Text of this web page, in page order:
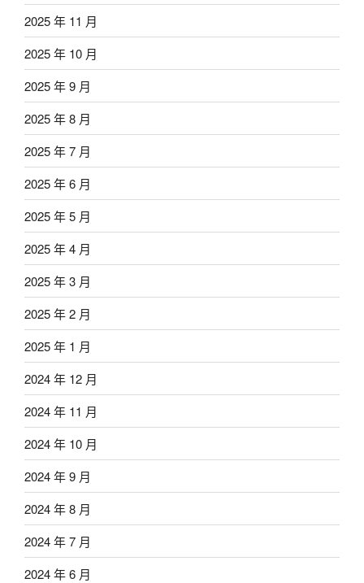
2025 年 11 月
2025 年 10 月
2025 年 9 月
2025 年 8 月
2025 年 7 月
2025 年 6 月
2025 年 5 月
2025 年 4 月
2025 年 3 月
2025 年 2 月
2025 年 1 月
2024 年 12 月
2024 年 11 月
2024 年 10 月
2024 年 9 月
2024 年 8 月
2024 年 7 月
2024 年 6 月